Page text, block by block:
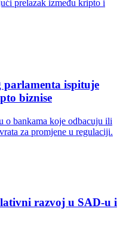
prelazak između kripto i
ispituje
biznise
o bankama koje odbacuju ili
za promjene u regulaciji.
razvoj u SAD-u i